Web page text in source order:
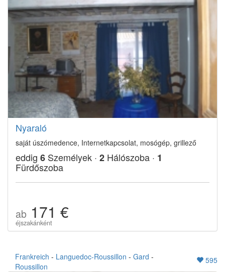
Nyaraló
saját úszómedence, Internetkapcsolat, mosógép, grillező
eddig 6 Személyek · 2 Hálószoba · 1
Fürdőszoba
ab 171 €
éjszakánként
Frankreich - Languedoc-Roussillon - Gard -
Roussillon
595